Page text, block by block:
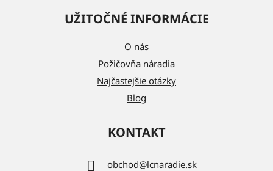
UŽITOČNÉ INFORMÁCIE
O nás
Požičovňa náradia
Najčastejšie otázky
Blog
KONTAKT
obchod@lcnaradie.sk